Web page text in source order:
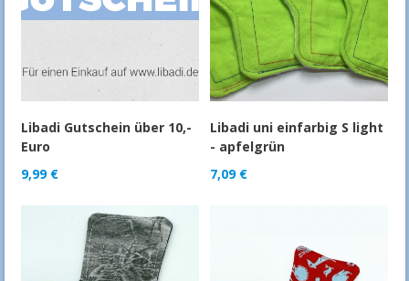
Libadi Gutschein über 10,-
Euro
9,99 €
Libadi uni einfarbig S light
- apfelgrün
7,09 €